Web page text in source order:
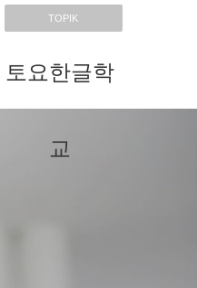
TOPIK
토요한글학
교